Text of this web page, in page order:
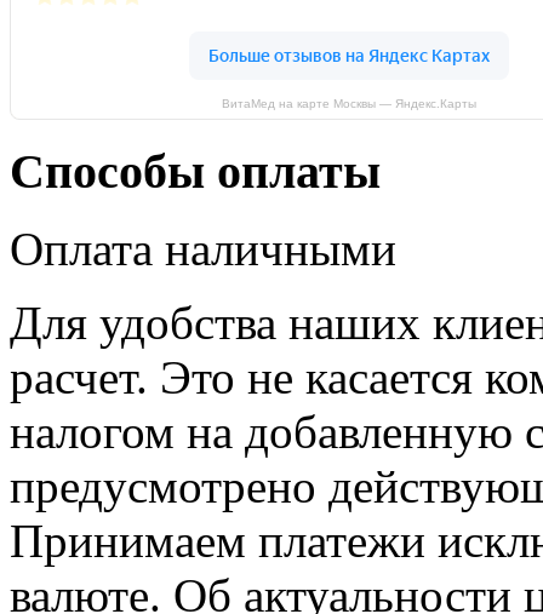
ВитаМед на карте Москвы — Яндекс.Карты
Способы оплаты
Оплата наличными
Для удобства наших
расчет. Это не касается
налогом на добавленную
предусмотрено
Принимаем платежи
валюте. Об актуальности